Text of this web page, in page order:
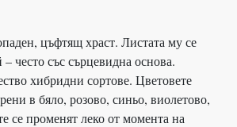
цъфтящ храст. Листата му се
често със сърцевидна основа.
хибридни сортове. Цветовете
в бяло, розово, синьо, виолетово,
се променят леко от момента на